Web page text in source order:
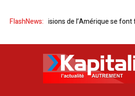
FlashNews:
| Deux visions de l’Amérique se font face !